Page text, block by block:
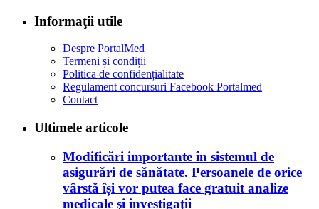
Informaţii utile
Despre PortalMed
Termeni și condiții
Politica de confidențialitate
Regulament concursuri Facebook Portalmed
Contact
Ultimele articole
Modificări importante în sistemul de
asigurări de sănătate. Persoanele de orice
vârstă își vor putea face gratuit analize
medicale şi investigaţii